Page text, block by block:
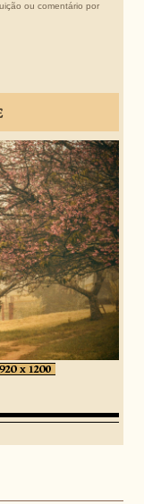
ou comentário por